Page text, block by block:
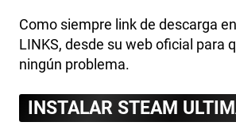
Como siempre link de descarga
LINKS, desde su web oficial para
ningún problema.
INSTALAR STEAM